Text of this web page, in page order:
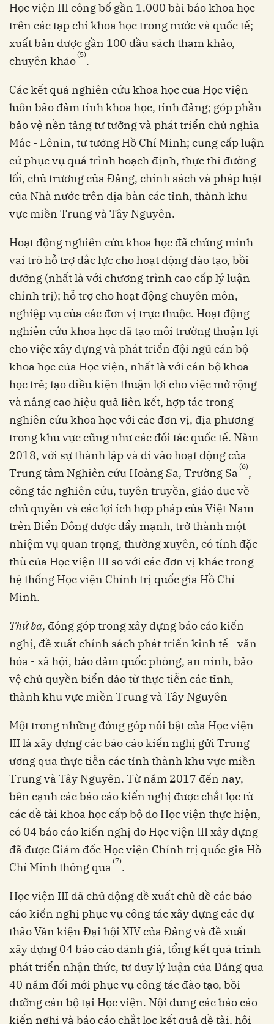
Học viện III công bố gần 1.000 bài báo khoa học
trên các tạp chí khoa học trong nước và quốc tế;
xuất bản được gần 100 đầu sách tham khảo,
chuyên khảo(5).
Các kết quả nghiên cứu khoa học của Học viện
luôn bảo đảm tính khoa học, tính đảng; góp phần
bảo vệ nền tảng tư tưởng và phát triển chủ nghĩa
Mác - Lênin, tư tưởng Hồ Chí Minh; cung cấp luận
cứ phục vụ quá trình hoạch định, thực thi đường
lối, chủ trương của Đảng, chính sách và pháp luật
của Nhà nước trên địa bàn các tỉnh, thành khu
vực miền Trung và Tây Nguyên.
Hoạt động nghiên cứu khoa học đã chứng minh
vai trò hỗ trợ đắc lực cho hoạt động đào tạo, bồi
dưỡng (nhất là với chương trình cao cấp lý luận
chính trị); hỗ trợ cho hoạt động chuyên môn,
nghiệp vụ của các đơn vị trực thuộc. Hoạt động
nghiên cứu khoa học đã tạo môi trường thuận lợi
cho việc xây dựng và phát triển đội ngũ cán bộ
khoa học của Học viện, nhất là với cán bộ khoa
học trẻ; tạo điều kiện thuận lợi cho việc mở rộng
và nâng cao hiệu quả liên kết, hợp tác trong
nghiên cứu khoa học với các đơn vị, địa phương
trong khu vực cũng như các đối tác quốc tế. Năm
2018, với sự thành lập và đi vào hoạt động của
Trung tâm Nghiên cứu Hoàng Sa, Trường Sa (6),
công tác nghiên cứu, tuyên truyền, giáo dục về
chủ quyền và các lợi ích hợp pháp của Việt Nam
trên Biển Đông được đẩy mạnh, trở thành một
nhiệm vụ quan trọng, thường xuyên, có tính đặc
thù của Học viện III so với các đơn vị khác trong
hệ thống Học viện Chính trị quốc gia Hồ Chí
Minh.
Thứ ba, đóng góp trong xây dựng báo cáo kiến
nghị, đề xuất chính sách phát triển kinh tế - văn
hóa - xã hội, bảo đảm quốc phòng, an ninh, bảo
vệ chủ quyền biển đảo từ thực tiễn các tỉnh,
thành khu vực miền Trung và Tây Nguyên
Một trong những đóng góp nổi bật của Học viện
III là xây dựng các báo cáo kiến nghị gửi Trung
ương qua thực tiễn các tỉnh thành khu vực miền
Trung và Tây Nguyên. Từ năm 2017 đến nay,
bên cạnh các báo cáo kiến nghị được chắt lọc từ
các đề tài khoa học cấp bộ do Học viện thực hiện,
có 04 báo cáo kiến nghị do Học viện III xây dựng
đã được Giám đốc Học viện Chính trị quốc gia Hồ
Chí Minh thông qua (7).
Học viện III đã chủ động đề xuất chủ đề các báo
cáo kiến nghị phục vụ công tác xây dựng các dự
thảo Văn kiện Đại hội XIV của Đảng và đề xuất
xây dựng 04 báo cáo đánh giá, tổng kết quá trình
phát triển nhận thức, tư duy lý luận của Đảng qua
40 năm đổi mới phục vụ công tác đào tạo, bồi
dưỡng cán bộ tại Học viện. Nội dung các báo cáo
kiến nghị và báo cáo chắt lọc kết quả đề tài, hội